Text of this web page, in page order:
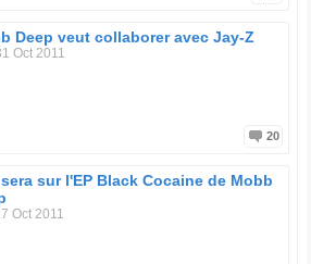
Deep veut collaborer avec Jay-Z
Oct 2011
20
sur l'EP Black Cocaine de Mobb
Oct 2011